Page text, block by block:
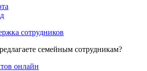
сотрудников
семейным сотрудникам?
онлайн